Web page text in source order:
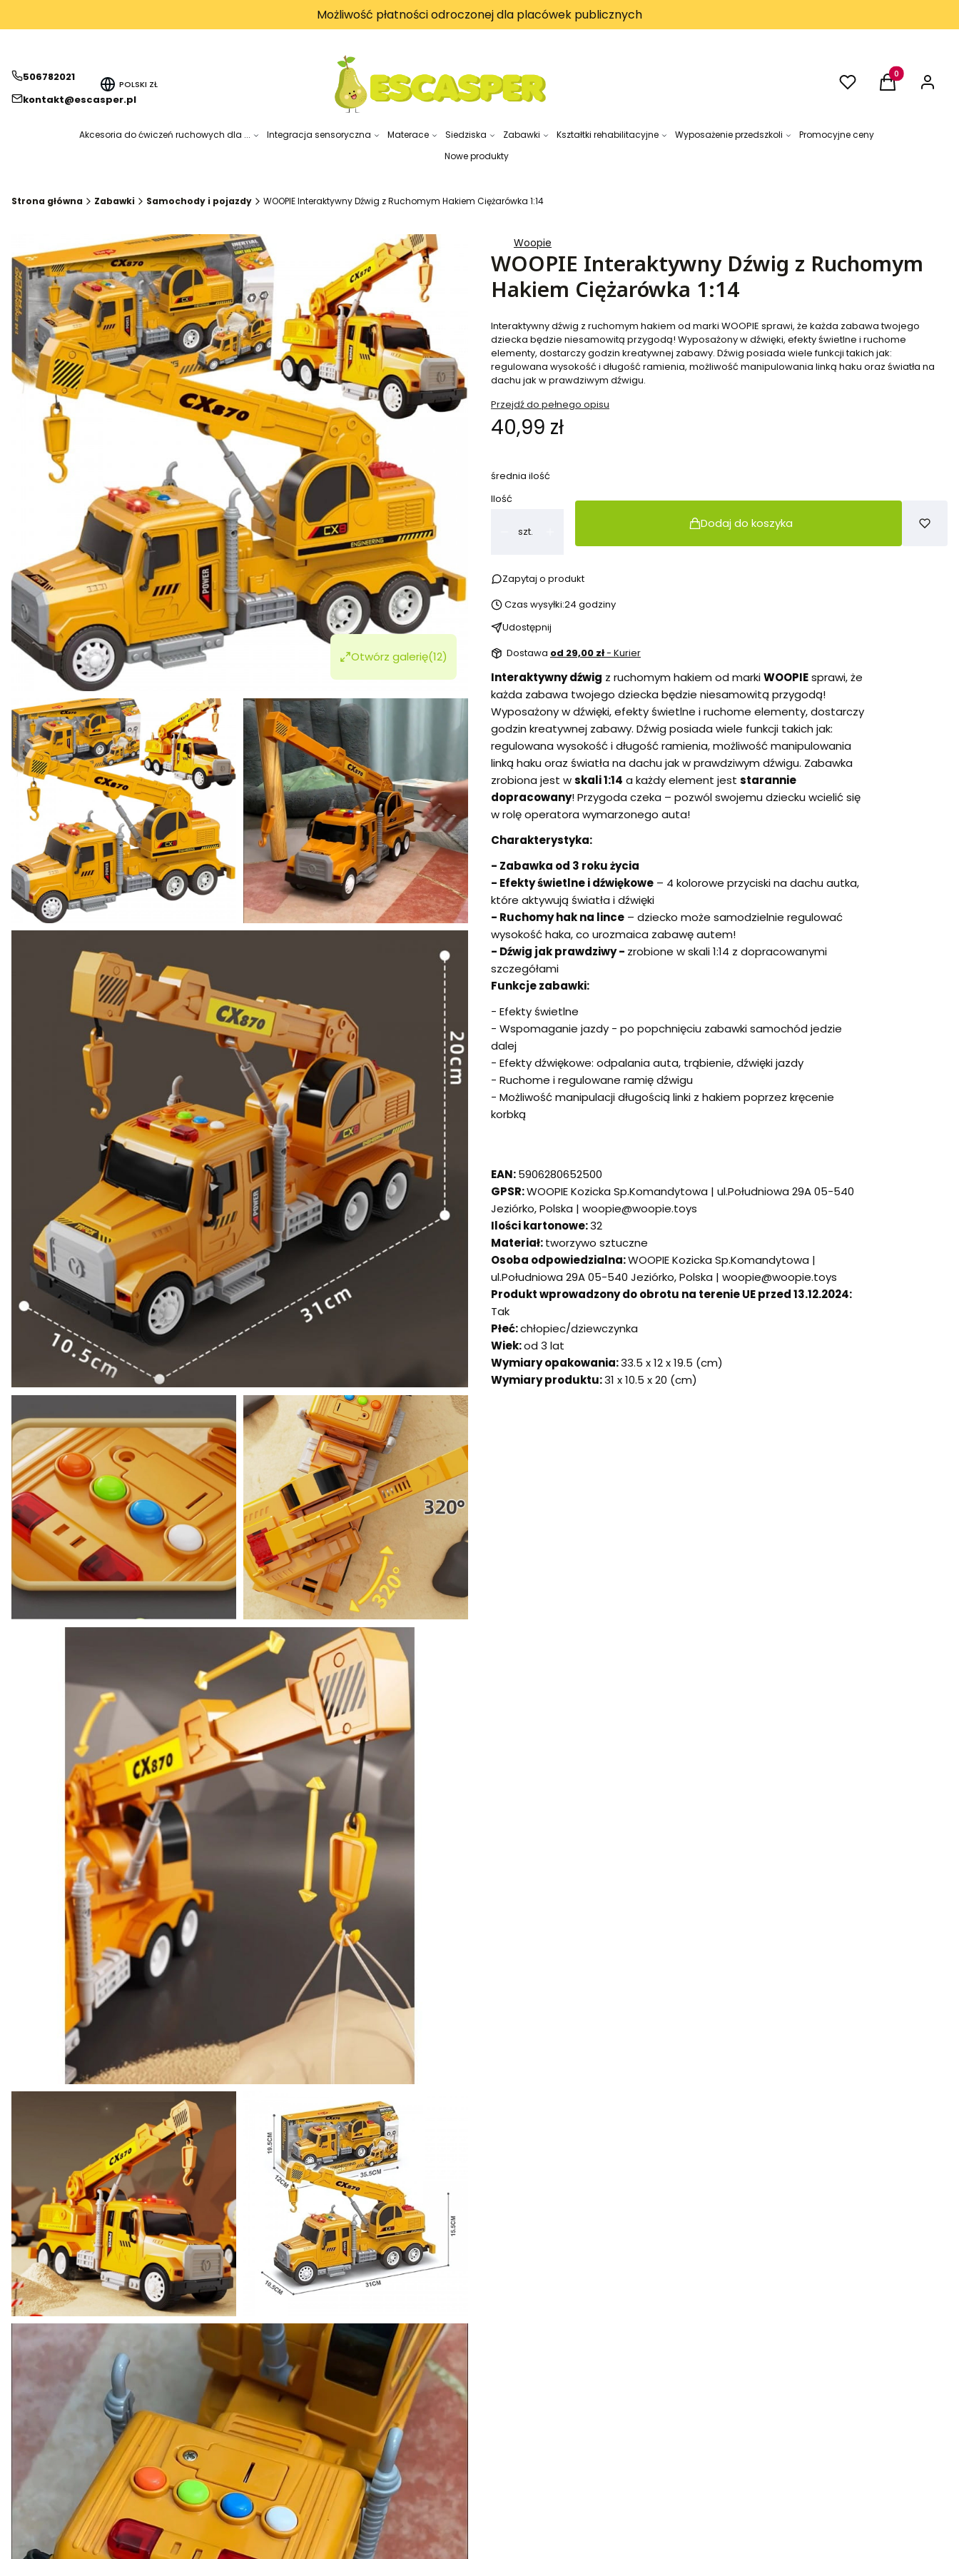
Możliwość płatności odroczonej dla placówek publicznych
506782021
kontakt@escasper.pl
POLSKI ZŁ UlubioneProdukty w
Koszyk Zaloguj
Akcesoria do ćwiczeń ruchowych dla ... Integracja sensoryczna Materace Siedziska Zabawki Kształtki rehabilitacyjne Wyposażenie przedszkoli
Promocyjne ceny
Nowe produkty
Strona główna Zabawki Samochody i pojazdy WOOPIE Interaktywny Dźwig z Ruchomym Hakiem Ciężarówka 1:14
Otwórz galerię(12)
Woopie
WOOPIE Interaktywny Dźwig z Ruchomym
Hakiem Ciężarówka 1:14
Interaktywny dźwig z ruchomym hakiem od marki WOOPIE sprawi, że każda zabawa twojego
dziecka będzie niesamowitą przygodą! Wyposażony w dźwięki, efekty świetlne i ruchome
elementy, dostarczy godzin kreatywnej zabawy. Dźwig posiada wiele funkcji takich jak:
regulowana wysokość i długość ramienia, możliwość manipulowania linką haku oraz światła na
dachu jak w prawdziwym dźwigu.
Przejdź do pełnego opisu
Cena
40,99 zł
średnia ilość
Ilość
szt.
Dodaj do koszyka
Zapytaj o produkt
Czas wysyłki:24 godziny
Udostępnij
Dostawa od 29,00 zł- Kurier
Interaktywny dźwig z ruchomym hakiem od markiWOOPIEsprawi, że
każda zabawa twojego dziecka będzie niesamowitą przygodą!
Wyposażony w dźwięki, efekty świetlne i ruchome elementy, dostarczy
godzin kreatywnej zabawy. Dźwig posiada wiele funkcji takich jak:
regulowana wysokość i długość ramienia, możliwość manipulowania
linką haku oraz światła na dachu jak w prawdziwym dźwigu. Zabawka
zrobiona jest wskali 1:14 a każdy element jest starannie
dopracowany! Przygoda czeka – pozwól swojemu dziecku wcielić się
w rolę operatora wymarzonego auta!
Charakterystyka:
- Zabawka od 3 roku życia
- Efekty świetlne i dźwiękowe – 4 kolorowe przyciski na dachu autka,
które aktywują światła i dźwięki
- Ruchomy hak na lince – dziecko może samodzielnie regulować
wysokość haka, co urozmaica zabawę autem!
- Dźwig jak prawdziwy - zrobione w skali 1:14 z dopracowanymi
szczegółami
Funkcje zabawki:
- Efekty świetlne
- Wspomaganie jazdy - po popchnięciu zabawki samochód jedzie
dalej
- Efekty dźwiękowe: odpalania auta, trąbienie, dźwięki jazdy
- Ruchome i regulowane ramię dźwigu
- Możliwość manipulacji długością linki z hakiem poprzez kręcenie
korbką
EAN:5906280652500
GPSR:WOOPIE Kozicka Sp.Komandytowa | ul.Południowa 29A 05-540
Jeziórko, Polska | woopie@woopie.toys
Ilości kartonowe:32
Materiał:tworzywo sztuczne
Osoba odpowiedzialna:WOOPIE Kozicka Sp.Komandytowa |
ul.Południowa 29A 05-540 Jeziórko, Polska | woopie@woopie.toys
Produkt wprowadzony do obrotu na terenie UE przed 13.12.2024:
Tak
Płeć:chłopiec/dziewczynka
Wiek:od 3 lat
Wymiary opakowania:33.5 x 12 x 19.5 (cm)
Wymiary produktu:31 x 10.5 x 20 (cm)